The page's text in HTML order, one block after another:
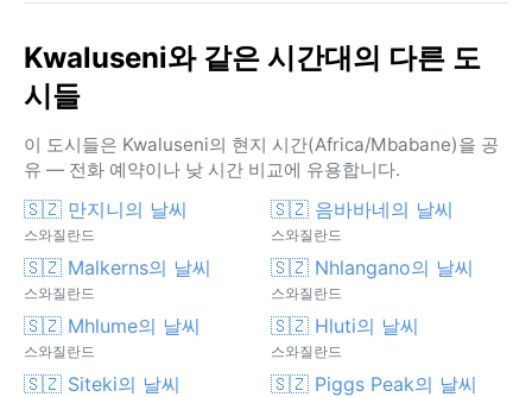
Kwaluseni와 같은 시간대의 다른 도
시들
이 도시들은 Kwaluseni의 현지 시간(Africa/Mbabane)을 공
유 — 전화 예약이나 낮 시간 비교에 유용합니다.
🇸🇿 만지니의 날씨
스와질란드
🇸🇿 음바바네의 날씨
스와질란드
🇸🇿 Malkerns의 날씨
스와질란드
🇸🇿 Nhlangano의 날씨
스와질란드
🇸🇿 Mhlume의 날씨
스와질란드
🇸🇿 Hluti의 날씨
스와질란드
🇸🇿 Siteki의 날씨 🇸🇿 Piggs Peak의 날씨